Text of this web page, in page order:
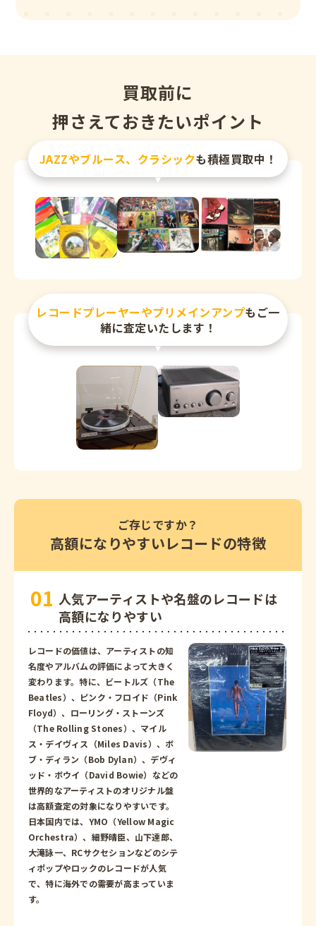
買取前に
押さえておきたいポイント
JAZZやブルース、クラシックも積極買取中！
レコードプレーヤーやプリメインアンプもご一
緒に査定いたします！
ご存じですか？
高額になりやすいレコードの特徴
人気アーティストや名盤のレコードは
高額になりやすい
レコードの価値は、アーティストの知
名度やアルバムの評価によって大きく
変わります。特に、ビートルズ（The
Beatles）、ピンク・フロイド（Pink
Floyd）、ローリング・ストーンズ
（The Rolling Stones）、マイル
ス・デイヴィス（Miles Davis）、ボ
ブ・ディラン（Bob Dylan）、デヴィ
ッド・ボウイ（David Bowie）などの
世界的なアーティストのオリジナル盤
は高額査定の対象になりやすいです。
日本国内では、YMO（Yellow Magic
Orchestra）、細野晴臣、山下達郎、
大滝詠一、RCサクセションなどのシテ
ィポップやロックのレコードが人気
で、特に海外での需要が高まっていま
す。